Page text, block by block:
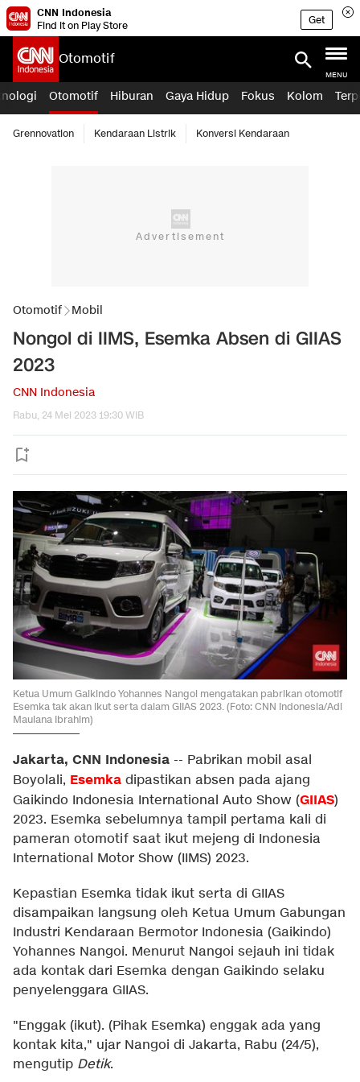
CNN Indonesia
Find it on Play Store
Get
Otomotif
MENU
Otomotif Hiburan Gaya Hidup Fokus Kolom
Grennovation Kendaraan Listrik Konversi Kendaraan
Otomotif Mobil
Nongol di IIMS, Esemka Absen di GIIAS
2023
CNN Indonesia
Rabu, 24 Mei 2023 19:30 WIB
Ketua Umum Gaikindo Yohannes Nangoi mengatakan pabrikan otomotif
Esemka tak akan ikut serta dalam GIIAS 2023. (Foto: CNN Indonesia/Adi
Maulana Ibrahim)
Jakarta, CNN Indonesia -- Pabrikan mobil asal
Boyolali, Esemka dipastikan absen pada ajang
Gaikindo Indonesia International Auto Show (GIIAS)
2023. Esemka sebelumnya tampil pertama kali di
pameran otomotif saat ikut mejeng di Indonesia
International Motor Show (IIMS) 2023.
Kepastian Esemka tidak ikut serta di GIIAS
disampaikan langsung oleh Ketua Umum Gabungan
Industri Kendaraan Bermotor Indonesia (Gaikindo)
Yohannes Nangoi. Menurut Nangoi sejauh ini tidak
ada kontak dari Esemka dengan Gaikindo selaku
penyelenggara GIIAS.
"Enggak (ikut). (Pihak Esemka) enggak ada yang
kontak kita," ujar Nangoi di Jakarta, Rabu (24/5),
mengutip Detik.